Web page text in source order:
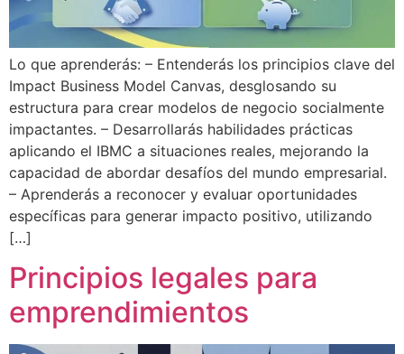
Lo que aprenderás: – Entenderás los principios clave del
Impact Business Model Canvas, desglosando su
estructura para crear modelos de negocio socialmente
impactantes. – Desarrollarás habilidades prácticas
aplicando el IBMC a situaciones reales, mejorando la
capacidad de abordar desafíos del mundo empresarial.
– Aprenderás a reconocer y evaluar oportunidades
específicas para generar impacto positivo, utilizando
[…]
Principios legales para
emprendimientos